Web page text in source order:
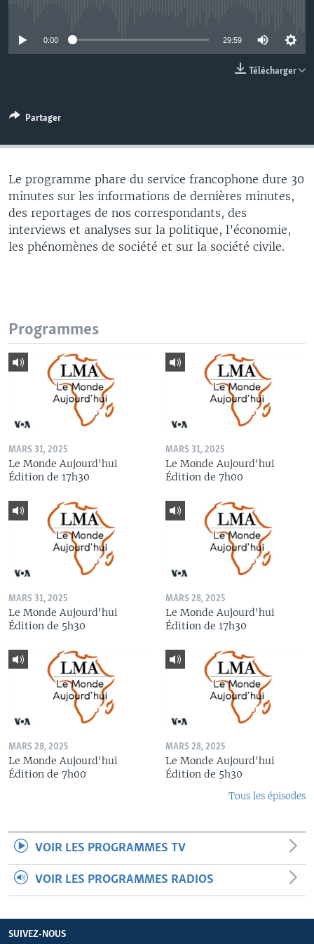
0:00 29:59
Télécharger
Partager
Le programme phare du service francophone dure 30
minutes sur les informations de dernières minutes,
des reportages de nos correspondants, des
interviews et analyses sur la politique, l’économie,
les phénomènes de société et sur la société civile.
Programmes
MARS 31, 2025
Le Monde Aujourd'hui
Édition de 17h30
MARS 31, 2025
Le Monde Aujourd'hui
Édition de 7h00
MARS 31, 2025
Le Monde Aujourd'hui
Édition de 5h30
MARS 28, 2025
Le Monde Aujourd'hui
Édition de 17h30
MARS 28, 2025
Le Monde Aujourd'hui
Édition de 7h00
MARS 28, 2025
Le Monde Aujourd'hui
Édition de 5h30
Tous les épisodes
VOIR LES PROGRAMMES TV
VOIR LES PROGRAMMES RADIOS
SUIVEZ-NOUS